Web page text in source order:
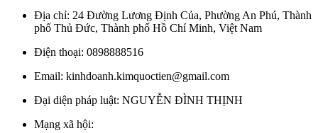
Địa chỉ: 24 Đường Lương Định Của, Phường An Phú, Thành
phố Thủ Đức, Thành phố Hồ Chí Minh, Việt Nam
Điện thoại: 0898888516
Email: kinhdoanh.kimquoctien@gmail.com
Đại diện pháp luật: NGUYỄN ĐÌNH THỊNH
Mạng xã hội: